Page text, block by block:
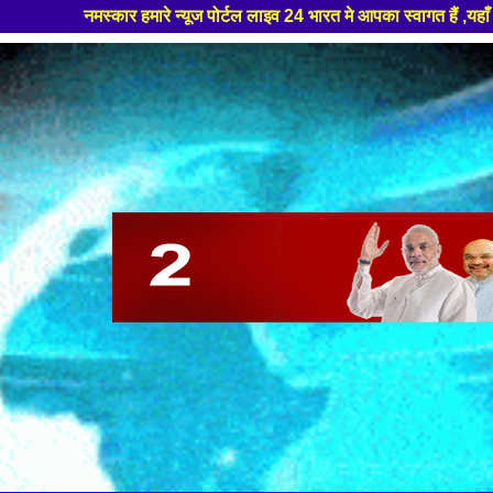
न्यूज पोर्टल लाइव 24 भारत मे आपका स्वागत हैं ,यहाँ आपको हमेशा ताजा